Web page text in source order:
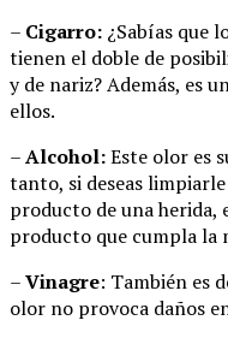
– Cigarro: ¿Sabías que
tienen el doble de
y de nariz? Además, es
ellos.
–Alcohol:Este olor es
tanto, si deseas
producto de una herida,
producto que cumpla la
–Vinagre: También es
olor no provoca daños